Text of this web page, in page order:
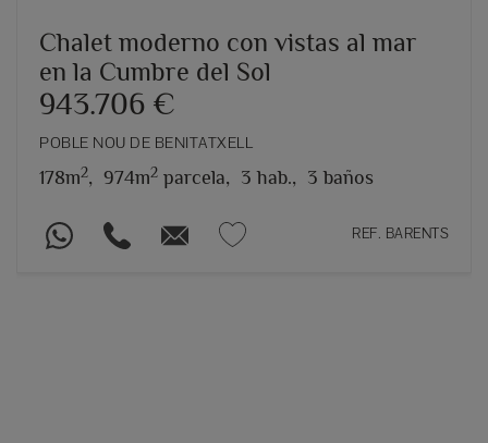
Chalet moderno con vistas al mar
en la Cumbre del Sol
943.706 €
POBLE NOU DE BENITATXELL
178m2, 974m2 parcela, 3 hab., 3 baños
REF. BARENTS